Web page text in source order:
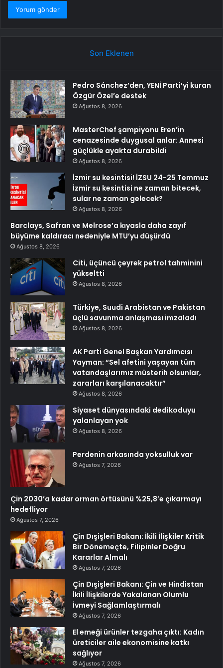
Son Eklenen
Pedro Sánchez’den, YENİ Parti’yi kuran
Özgür Özel’e destek
Ağustos 8, 2026
MasterChef şampiyonu Eren’in
cenazesinde duygusal anlar: Annesi
güçlükle ayakta durabildi
Ağustos 8, 2026
İzmir su kesintisi! İZSU 24-25 Temmuz
İzmir su kesintisi ne zaman bitecek,
sular ne zaman gelecek?
Ağustos 8, 2026
Barclays, Safran ve Melrose’a kıyasla daha zayıf
büyüme kaldıracı nedeniyle MTU’yu düşürdü
Ağustos 8, 2026
Citi, üçüncü çeyrek petrol tahminini
yükseltti
Ağustos 8, 2026
Türkiye, Suudi Arabistan ve Pakistan
üçlü savunma anlaşması imzaladı
Ağustos 8, 2026
AK Parti Genel Başkan Yardımcısı
Yayman: “Sel afetini yaşayan tüm
vatandaşlarımız müsterih olsunlar,
zararları karşılanacaktır”
Ağustos 8, 2026
Siyaset dünyasındaki dedikoduyu
yalanlayan yok
Ağustos 8, 2026
Perdenin arkasında yoksulluk var
Ağustos 7, 2026
Çin 2030’a kadar orman örtüsünü %25,8’e çıkarmayı
hedefliyor
Ağustos 7, 2026
Çin Dışişleri Bakanı: İkili İlişkiler Kritik
Bir Dönemeçte, Filipinler Doğru
Kararlar Almalı
Ağustos 7, 2026
Çin Dışişleri Bakanı: Çin ve Hindistan
İkili İlişkilerde Yakalanan Olumlu
İvmeyi Sağlamlaştırmalı
Ağustos 7, 2026
El emeği ürünler tezgaha çıktı: Kadın
üreticiler aile ekonomisine katkı
sağlıyor
Ağustos 7, 2026